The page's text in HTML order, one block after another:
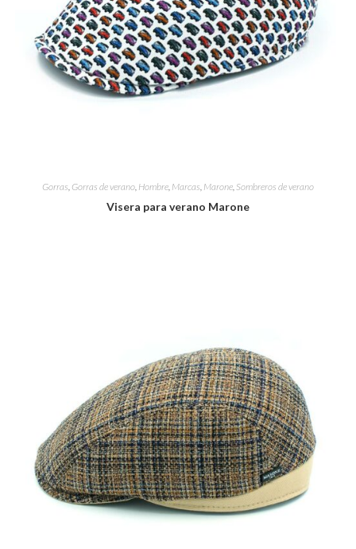
Gorras, Gorras de verano, Hombre, Marcas, Marone, Sombreros de verano
Visera para verano Marone